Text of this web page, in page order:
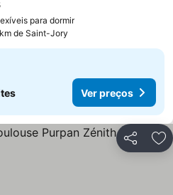
para dormirVer preços
Ver preços
de Saint-Jory
Ver preços
Partilhar